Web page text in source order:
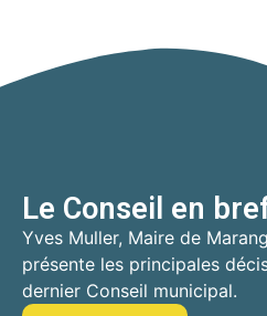
Le Conseil en
Yves Muller, Maire de
présente les principales
dernier Conseil municipal.